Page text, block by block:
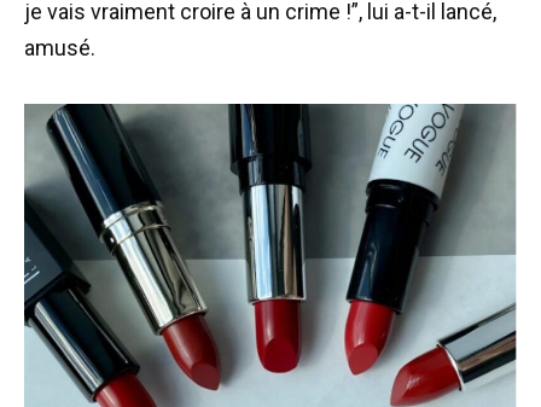
je vais vraiment croire à un crime !”, lui a-t-il lancé,
amusé.